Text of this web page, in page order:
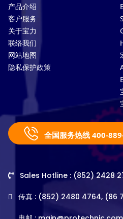
产品介绍
客户服务
关于宝力
联络我们
网站地图
隐私保护政策
全国服务热线 400-
Sales Hotline : (852) 2428
传真 : (852) 2480 4764, (86